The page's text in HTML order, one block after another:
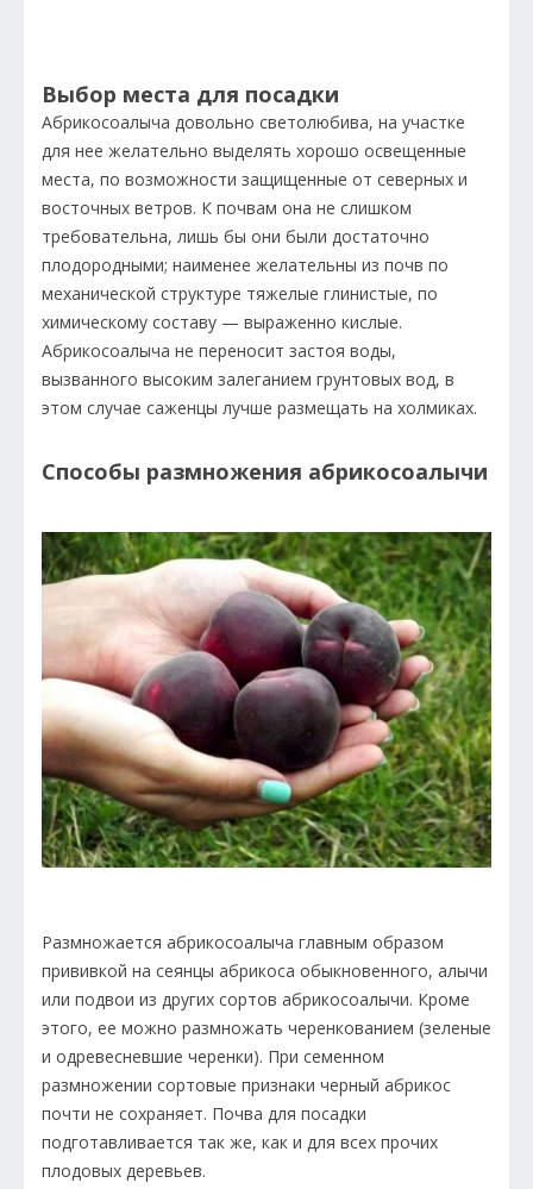
Выбор места для посадки
Абрикосоалыча довольно светолюбива, на участке
для нее желательно выделять хорошо освещенные
места, по возможности защищенные от северных и
восточных ветров. К почвам она не слишком
требовательна, лишь бы они были достаточно
плодородными; наименее желательны из почв по
механической структуре тяжелые глинистые, по
химическому составу — выраженно кислые.
Абрикосоалыча не переносит застоя воды,
вызванного высоким залеганием грунтовых вод, в
этом случае саженцы лучше размещать на холмиках.
Способы размножения абрикосоалычи
Размножается абрикосоалыча главным образом
прививкой на сеянцы абрикоса обыкновенного, алычи
или подвои из других сортов абрикосоалычи. Кроме
этого, ее можно размножать черенкованием (зеленые
и одревесневшие черенки). При семенном
размножении сортовые признаки черный абрикос
почти не сохраняет. Почва для посадки
подготавливается так же, как и для всех прочих
плодовых деревьев.